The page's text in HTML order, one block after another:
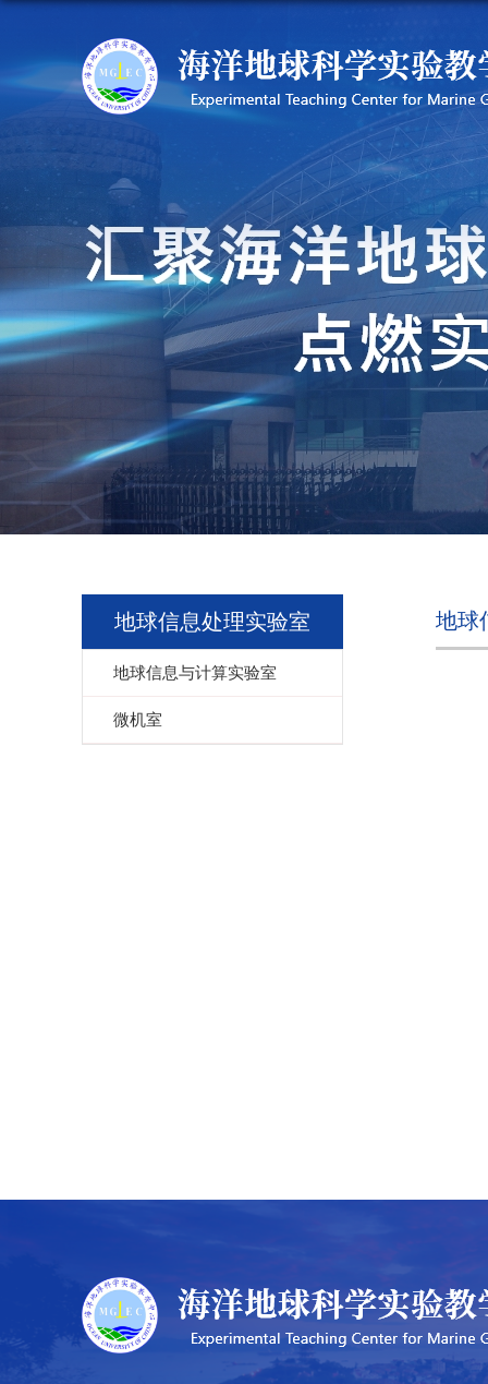
地球信息处理实验室
地球信息与计算实验室
微机室
地球